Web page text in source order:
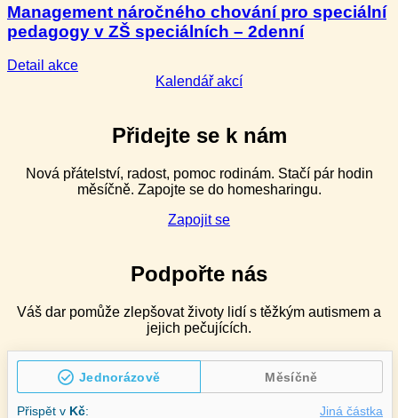
(funkční
hodnocení)
–
Management náročného chování pro speciální
pedagogy v ZŠ speciálních – 2denní
Detail akce:
Management
speciální
v ZŠ
speciálních
Kalendář akcí
Přidejte se k nám
Nová přátelství, radost, pomoc rodinám. Stačí pár hodin
měsíčně. Zapojte se do homesharingu.
Zapojit se
Podpořte nás
Váš dar pomůže zlepšovat životy lidí s těžkým autismem a
jejich pečujících.